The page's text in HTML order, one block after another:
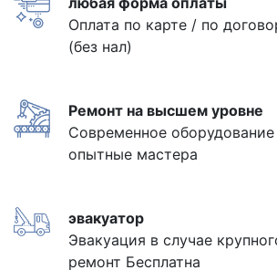
Оплата по карте / по
(без нал)
Ремонт на высшем уровне
Современное
опытные мастера
эвакуатор
Эвакуация в случае
ремонт Бесплатна